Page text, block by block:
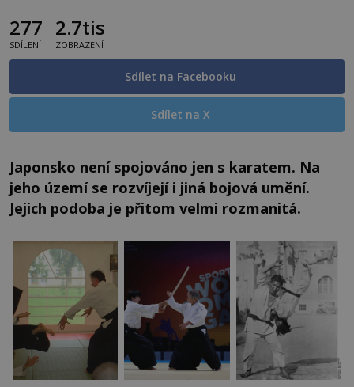
277
SDÍLENÍ
2.7tis
ZOBRAZENÍ
Sdílet na Facebooku
Sdílet na X
Japonsko není spojováno jen s karatem. Na
jeho území se rozvíjejí i jiná bojová umění.
Jejich podoba je přitom velmi rozmanitá.